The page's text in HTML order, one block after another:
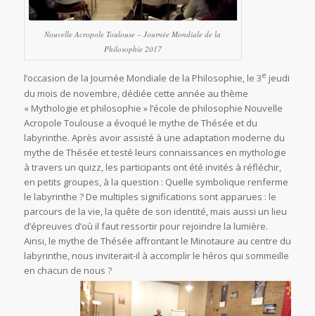
Nouvelle Acropole Toulouse – Journée Mondiale de la
Philosophie 2017
l’occasion de la Journée Mondiale de la Philosophie, le 3e jeudi
du mois de novembre, dédiée cette année au thème
« Mythologie et philosophie » l’école de philosophie Nouvelle
Acropole Toulouse a évoqué le mythe de Thésée et du
labyrinthe. Après avoir assisté à une adaptation moderne du
mythe de Thésée et testé leurs connaissances en mythologie
à travers un quizz, les participants ont été invités à réfléchir,
en petits groupes, à la question : Quelle symbolique renferme
le labyrinthe ? De multiples significations sont apparues : le
parcours de la vie, la quête de son identité, mais aussi un lieu
d’épreuves d’où il faut ressortir pour rejoindre la lumière.
Ainsi, le mythe de Thésée affrontant le Minotaure au centre du
labyrinthe, nous inviterait-il à accomplir le héros qui sommeille
en chacun de nous ?